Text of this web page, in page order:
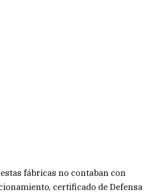
fábricas no contaban con
certificado de Defensa